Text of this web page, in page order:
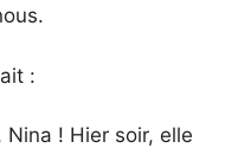
:
! Hier soir, elle